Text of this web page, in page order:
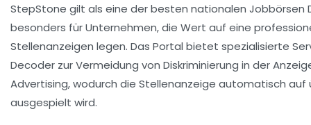
StepStone gilt als eine der besten nationalen Jobbörsen
besonders für Unternehmen, die Wert auf eine
Stellenanzeigen legen. Das Portal bietet spezialisierte
Decoder zur Vermeidung von Diskriminierung in der
Advertising, wodurch die Stellenanzeige automatisch
ausgespielt wird.